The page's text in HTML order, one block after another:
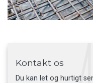
Kontakt os
Du kan let og hurtigt